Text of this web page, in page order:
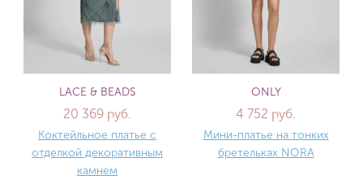
LACE & BEADS
20 369 руб.
Коктейльное платье с
отделкой декоративным
камнем
ONLY
4 752 руб.
Мини-платье на тонких
бретельках NORA